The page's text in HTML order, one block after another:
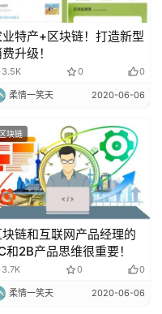
特产+区块链！打造新型
升级！
3.5K 0 0
柔情一笑天 2020-06-06
区块链
块链和互联网产品经理的
和2B产品思维很重要！
3.7K 0 0
柔情一笑天 2020-06-06